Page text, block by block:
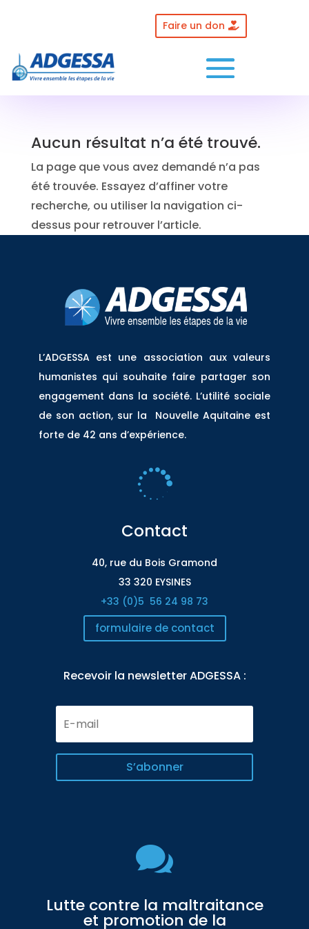
Faire un don
Aucun résultat n’a été trouvé.
La page que vous avez demandé n’a pas
été trouvée. Essayez d’affiner votre
recherche, ou utiliser la navigation ci-
dessus pour retrouver l’article.
L’ADGESSA est une association aux valeurs
humanistes qui souhaite faire partager son
engagement dans la société. L’utilité sociale
de son action, sur la Nouvelle Aquitaine est
forte de 42 ans d’expérience.

Contact
40, rue du Bois Gramond
33 320 EYSINES
+33 (0)5 56 24 98 73
formulaire de contact
Recevoir la newsletter ADGESSA :
mail
S’abonner

Lutte contre la maltraitance
et promotion de la